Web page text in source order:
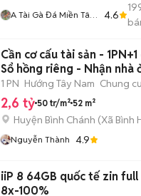
A Tài Gà Đá Miền Tây
4.6
Cần cơ cấu tài sản -
Sổ hồng riêng - Nhận nhà
1 PN Hướng Tây Nam Chung
2,6 tỷ 50 tr/m² 52 m²
Huyện Bình Chánh (Xã Bình
Nguyễn Thành 4.9
iiP 8 64GB quốc tế zin
8x-100%